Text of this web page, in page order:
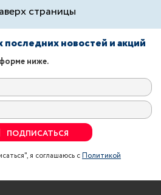
страницы
последних новостей и акций
ниже.
ПОДПИСАТЬСЯ
я соглашаюсь сПолитикой